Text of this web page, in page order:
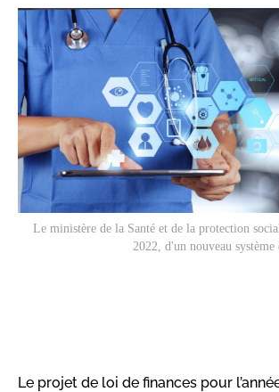
Le ministère de la Santé et de la protection
2022, d'un nouveau
Le projet de loi de finances pour